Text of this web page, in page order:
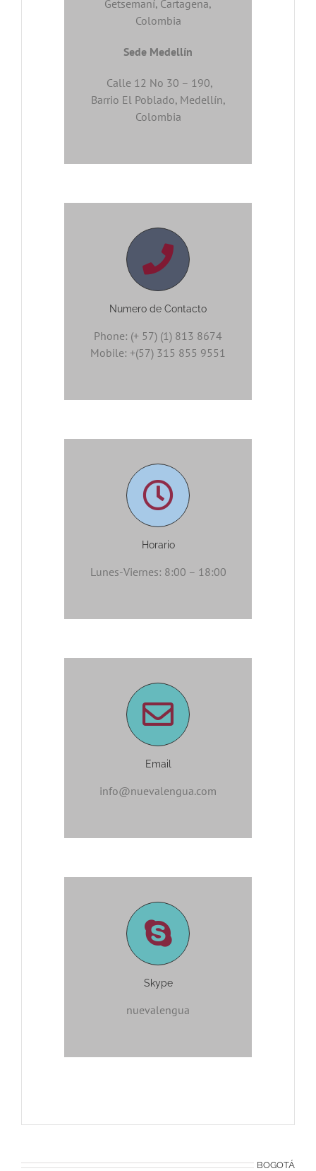
Getsemaní, Cartagena,
Colombia
Sede Medellín
Calle 12 No 30 – 190,
Barrio El Poblado, Medellín,
Colombia
Numero de Contacto
Phone: (+ 57) (1) 813 8674
Mobile: +(57) 315 855 9551
Horario
Lunes-Viernes: 8:00 – 18:00
Email
info@nuevalengua.com
Skype
nuevalengua
BOGOTÁ